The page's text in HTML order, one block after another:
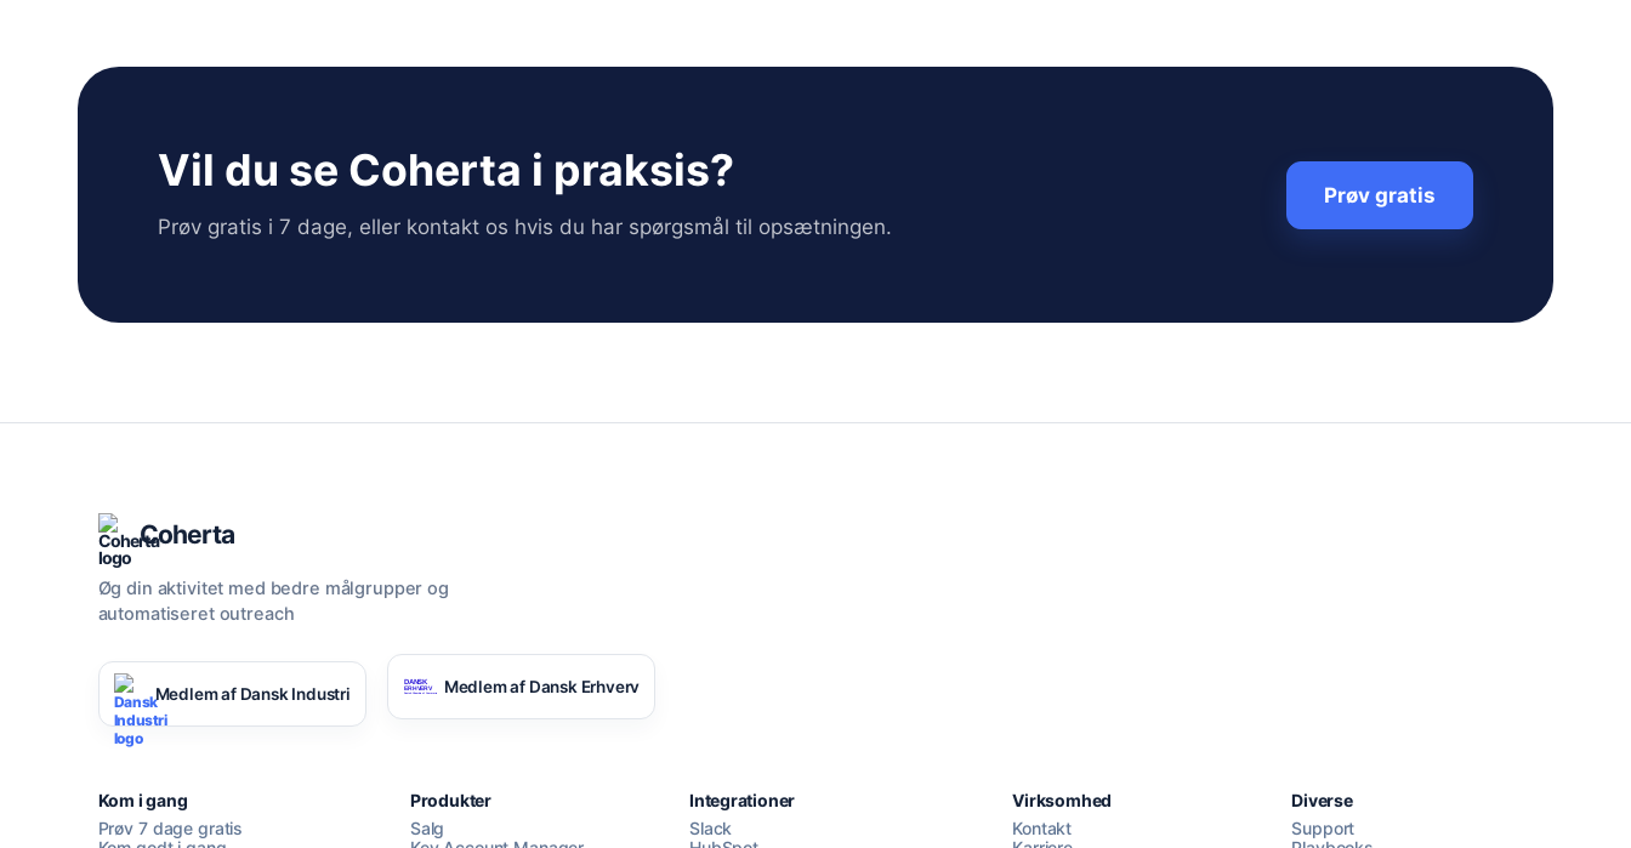
Vil du se Coherta i praksis?
Prøv gratis i 7 dage, eller kontakt os hvis du har spørgsmål til opsætningen.
Prøv gratis
Coherta
Øg din aktivitet med bedre målgrupper og
automatiseret outreach
Medlem af Dansk Industri Medlem af Dansk Erhverv
Kom i gang
Prøv 7 dage gratis
Produkter
Salg
Integrationer
Slack
Virksomhed
Kontakt
Diverse
Support